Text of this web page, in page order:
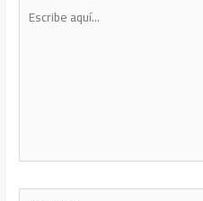
Escribe
aquí...